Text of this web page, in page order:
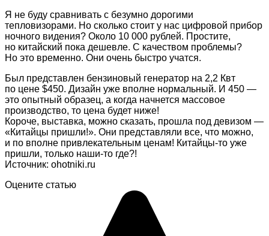
Я не буду сравнивать с безумно дорогими
тепловизорами. Но сколько стоит у нас цифровой прибор
ночного видения? Около 10 000 рублей. Простите,
но китайский пока дешевле. С качеством проблемы?
Но это временно. Они очень быстро учатся.
Был представлен бензиновый генератор на 2,2 Квт
по цене $450. Дизайн уже вполне нормальный. И 450 —
это опытный образец, а когда начнется массовое
производство, то цена будет ниже!
Короче, выставка, можно сказать, прошла под девизом —
«Китайцы пришли!». Они представляли все, что можно,
и по вполне привлекательным ценам! Китайцы-то уже
пришли, только наши-то где?!
Источник: ohotniki.ru
Оцените статью